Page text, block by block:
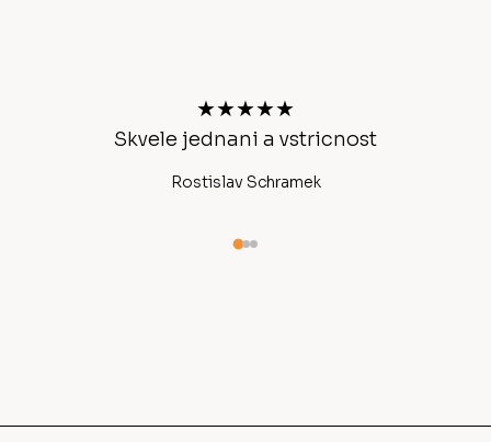
★★★★★
Skvele jednani a vstricnost
Rostislav Schramek